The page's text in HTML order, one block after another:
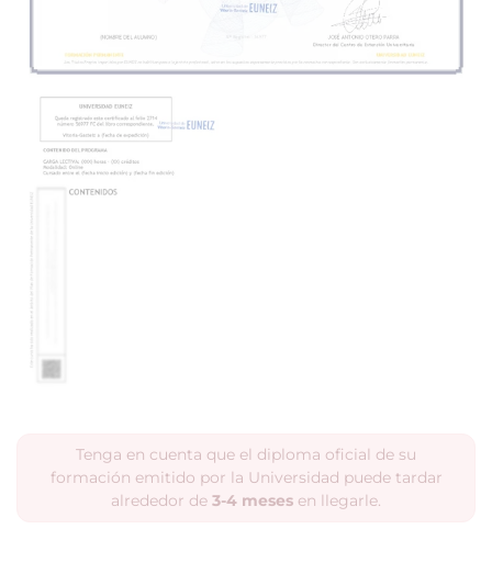
Tenga en cuenta que el diploma oficial de su
formación emitido por la Universidad puede tardar
alrededor de 3-4 meses en llegarle.